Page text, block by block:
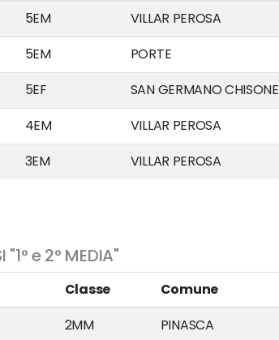
5EM
VILLAR PEROSA
5EM
PORTE
5EF
SAN GERMANO CHISONE
4EM
VILLAR PEROSA
3EM VILLAR PEROSA
"1° e 2° MEDIA"
Classe
Comune
2MM
PINASCA